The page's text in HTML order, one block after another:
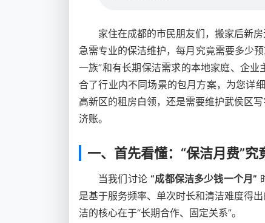
家住在成都的市民朋友们，搬家后新
急需专业的保洁维护，每月究竟需要多少
一族”和有长期保洁需求的本地家庭、企
合了行业内不同场景的包月方案，为您详
高新区的租房白领，还是需要维护武侯区
济账。
一、首先看懂：“保洁月费”究
当我们讨论“成都保洁多少钱一个月”
是基于服务频率、单次时长和清洁难度得
洁的核心在于“长期合作、固定关系”。